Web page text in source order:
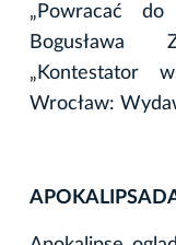
„Powracać
Bogusława
„Kontestator
Wrocław: